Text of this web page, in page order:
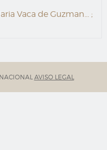
Vaca de Guzman... ;
AVISO LEGAL